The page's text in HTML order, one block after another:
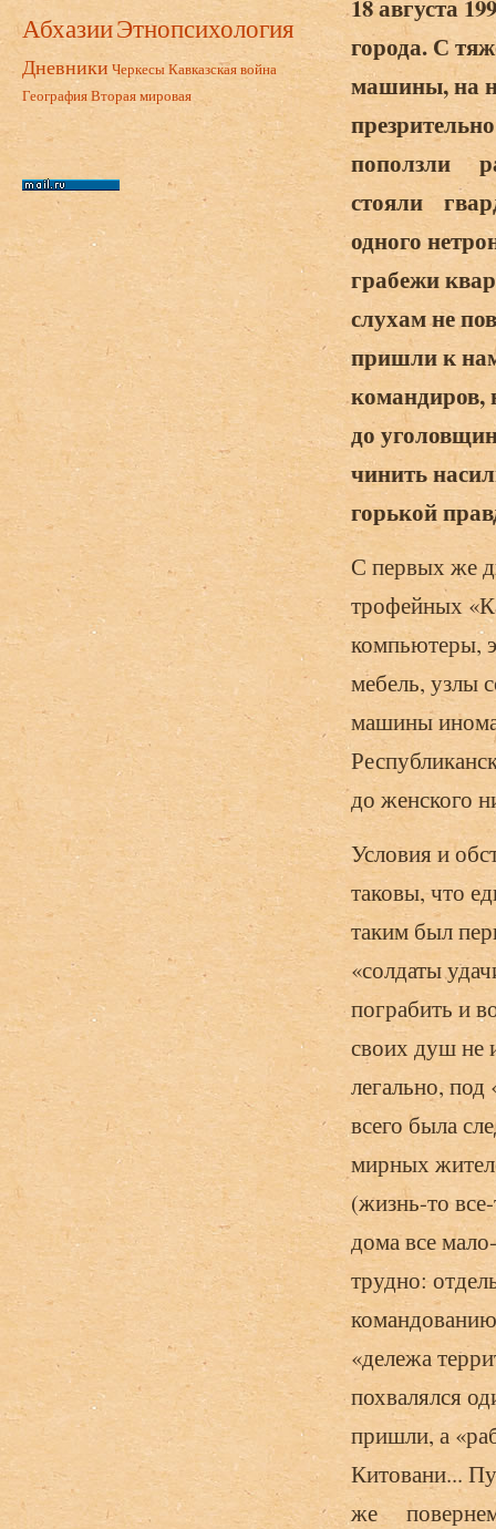
АбхазииЭтнопсихология
Дневники ЧеркесыКавказская война
ГеографияВторая мировая
18 августа
города. С
машины, на
поползли
стояли
одного
грабежи
слухам не
пришли к
командиров,
до
чинить
горькой
С первых же
трофейных
компьютеры,
мебель, узлы
машины
до жен­ского
Условия и
таковы, что
таким был
«солдаты
пограбить и
своих душ не
ле­гально,
всего была
мирных
(жизнь-то
дома все
трудно:
«дележа
похвалялся
пришли, а
Китовани...
же